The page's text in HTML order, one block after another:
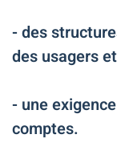
- des
des usagers
- une
comptes.